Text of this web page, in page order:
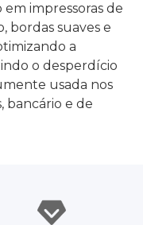
impressoras de
bordas suaves e
a
o desperdício
usada nos
bancário e de